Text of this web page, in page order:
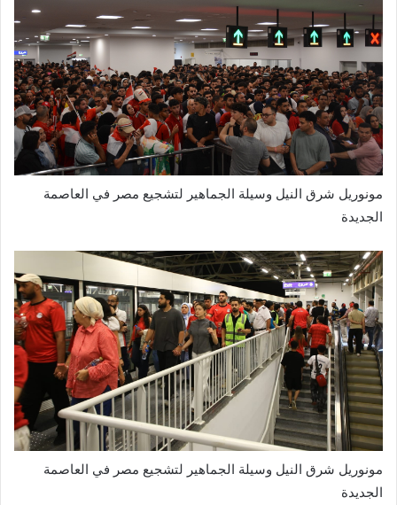
مونوريل شرق النيل وسيلة الجماهير لتشجيع مصر في العاصمة
الجديدة
مونوريل شرق النيل وسيلة الجماهير لتشجيع مصر في العاصمة
الجديدة